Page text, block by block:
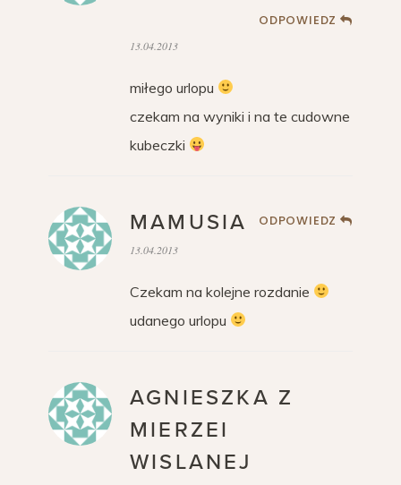
ODPOWIEDZ
13.04.2013
miłego urlopu
czekam na wyniki i na te cudowne
kubeczki
MAMUSIA ODPOWIEDZ
13.04.2013
Czekam na kolejne rozdanie
udanego urlopu
AGNIESZKA Z
MIERZEI
WISLANEJ